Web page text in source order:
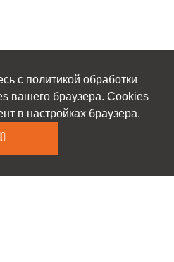
с политикой обработки
вашего браузера. Cookies
в настройках браузера.